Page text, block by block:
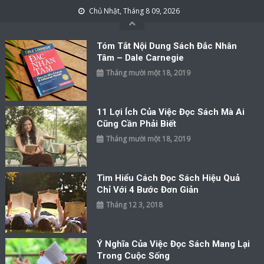
Chủ Nhật, Tháng 8 09, 2026
Tóm Tắt Nội Dung Sách Đắc Nhân
Tâm – Dale Carnegie
Tháng mười một 18, 2019
11 Lợi Ích Của Việc Đọc Sách Mà Ai
Cũng Cần Phải Biết
Tháng mười một 18, 2019
Tìm Hiểu Cách Đọc Sách Hiệu Quả
Chỉ Với 4 Bước Đơn Giản
Tháng 12 3, 2018
Ý Nghĩa Của Việc Đọc Sách Mang Lại
Trong Cuộc Sống